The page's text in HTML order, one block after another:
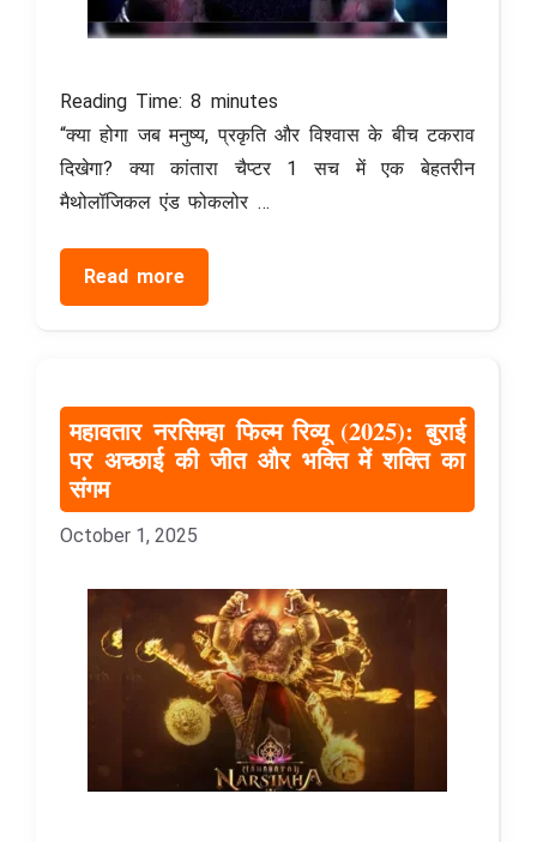
Reading Time:8 minutes
“क्या होगा जब मनुष्य, प्रकृति और विश्वास के बीच टकराव
दिखेगा? क्या कांतारा चैप्टर 1 सच में एक बेहतरीन
मैथोलॉजिकल एंड फोकलोर …
Read more
महावतार नरसिम्हा फिल्म रिव्यू (2025): बुराई
पर अच्छाई की जीत और भक्ति में शक्ति का
संगम
October 1, 2025